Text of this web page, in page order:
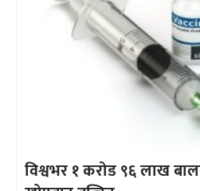
विश्वभर १ करोड ९६ लाख